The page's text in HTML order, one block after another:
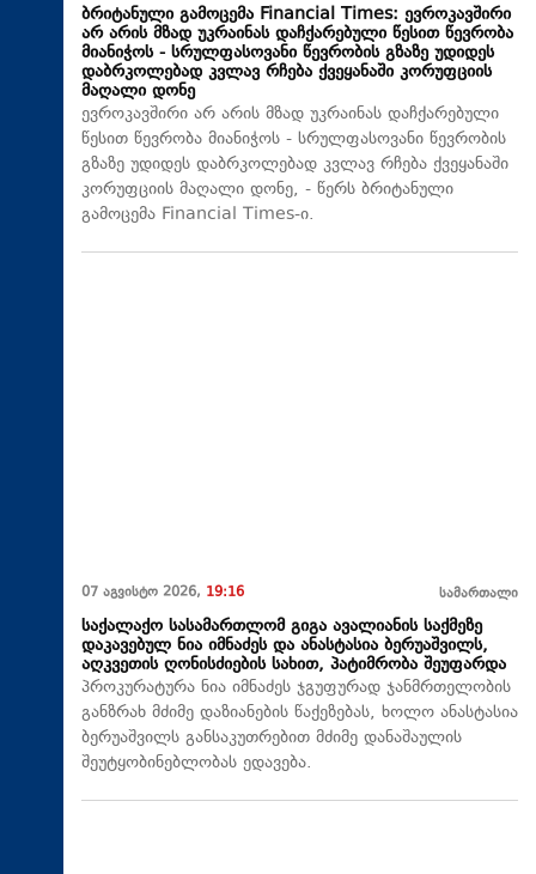
ბრიტანული გამოცემა Financial Times: ევროკავშირი
არ არის მზად უკრაინას დაჩქარებული წესით წევრობა
მიანიჭოს - სრულფასოვანი წევრობის გზაზე უდიდეს
დაბრკოლებად კვლავ რჩება ქვეყანაში კორუფციის
მაღალი დონე
ევროკავშირი არ არის მზად უკრაინას დაჩქარებული
წესით წევრობა მიანიჭოს - სრულფასოვანი წევრობის
გზაზე უდიდეს დაბრკოლებად კვლავ რჩება ქვეყანაში
კორუფციის მაღალი დონე, - წერს ბრიტანული
გამოცემა Financial Times-ი.
07 აგვისტო 2026, 19:16 სამართალი
საქალაქო სასამართლომ გიგა ავალიანის საქმეზე
დაკავებულ ნია იმნაძეს და ანასტასია ბერუაშვილს,
აღკვეთის ღონისძიების სახით, პატიმრობა შეუფარდა
პროკურატურა ნია იმნაძეს ჯგუფურად ჯანმრთელობის
განზრახ მძიმე დაზიანების წაქეზებას, ხოლო ანასტასია
ბერუაშვილს განსაკუთრებით მძიმე დანაშაულის
შეუტყობინებლობას ედავება.